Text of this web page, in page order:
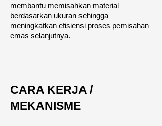
membantu memisahkan material
berdasarkan ukuran sehingga
meningkatkan efisiensi proses pemisahan
emas selanjutnya.
CARA KERJA /
MEKANISME